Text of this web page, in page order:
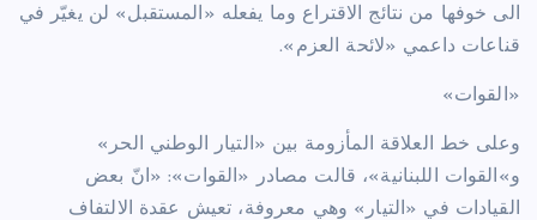
الى خوفها من نتائج الاقتراع وما يفعله «المستقبل» لن يغيّر في
قناعات داعمي «لائحة العزم».
«القوات»
وعلى خط العلاقة المأزومة بين «التيار الوطني الحر»
و»القوات اللبنانية»، قالت مصادر «القوات»: «انّ بعض
القيادات في «التيار» وهي معروفة، تعيش عقدة الالتفاف